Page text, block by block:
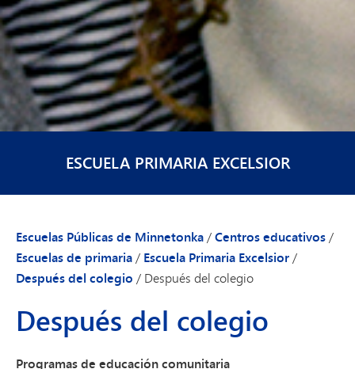
ESCUELA PRIMARIA EXCELSIOR
Escuelas Públicas de Minnetonka /Centros educativos /
Escuelas de primaria / Escuela Primaria Excelsior /
Después del colegio / Después del colegio
Después del colegio
Programas de educación comunitaria